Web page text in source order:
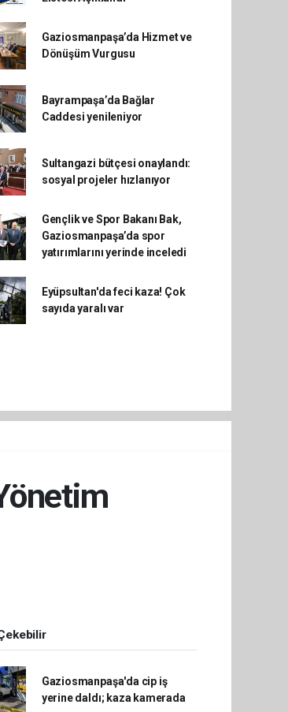
Gaziosmanpaşa’da Hizmet ve
Dönüşüm Vurgusu
Bayrampaşa’da Bağlar
Caddesi yenileniyor
Sultangazi bütçesi onaylandı:
sosyal projeler hızlanıyor
Gençlik ve Spor Bakanı Bak,
Gaziosmanpaşa’da spor
yatırımlarını yerinde inceledi
Eyüpsultan'da feci kaza! Çok
sayıda yaralı var
Gaziosmanpaşa'da cip iş
yerine daldı; kaza kamerada